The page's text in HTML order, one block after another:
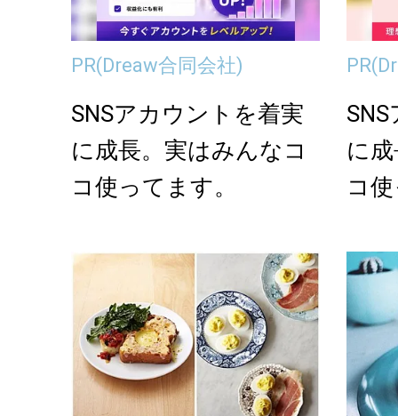
PR(Dreaw合同会社)
SNSアカウントを着実
に成長。実はみんなコ
コ使ってます。
PR
に
コ